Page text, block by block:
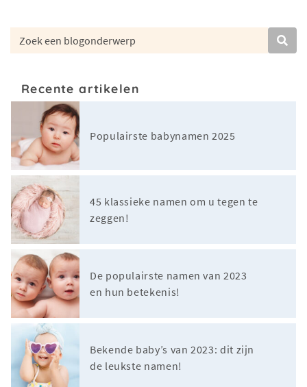
Recente artikelen
Populairste babynamen 2025
45 klassieke namen om u tegen te
zeggen!
De populairste namen van 2023
en hun betekenis!
Bekende baby’s van 2023: dit zijn
de leukste namen!